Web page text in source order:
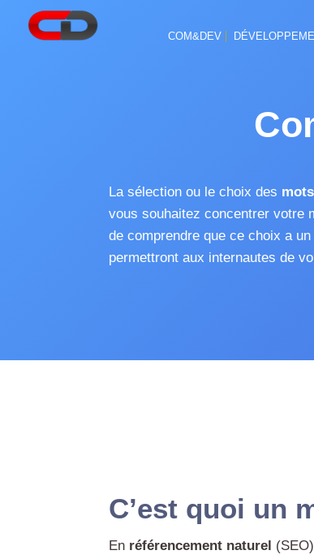
COM&DEV
La sélection ou le choix des
vous souhaitez concentrer votre
de comprendre que ce choix a
permettront aux internautes de
C’est quoi un
En référencement naturel